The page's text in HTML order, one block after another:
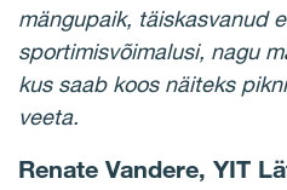
mängupaik, täiskasvanud
sportimisvõimalusi, nagu
kus saab koos näiteks
veeta.
Renate Vandere, YIT